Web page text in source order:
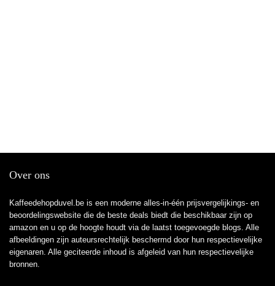
Over ons
Kaffeedehopduvel.be is een moderne alles-in-één prijsvergelijkings- en
beoordelingswebsite die de beste deals biedt die beschikbaar zijn op
amazon en u op de hoogte houdt via de laatst toegevoegde blogs. Alle
afbeeldingen zijn auteursrechtelijk beschermd door hun respectievelijke
eigenaren. Alle geciteerde inhoud is afgeleid van hun respectievelijke
bronnen.